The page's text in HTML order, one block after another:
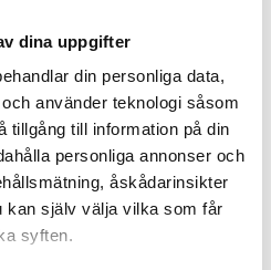
dina uppgifter
din personliga data,
använder teknologi såsom
tillgång till information på din
personliga annonser och
åskådarinsikter
kan själv välja vilka som får
syften.
Georg Jensen
Bernadotte brödrost
stål
1774 kr